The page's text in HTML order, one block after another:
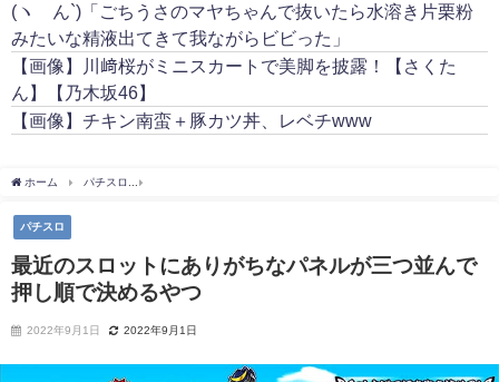
(ヽ´ん`)「ごちうさのマヤちゃんで抜いたら水溶き片栗粉
みたいな精液出てきて我ながらビビった」
【画像】川﨑桜がミニスカートで美脚を披露！【さくた
ん】【乃木坂46】
【画像】チキン南蛮＋豚カツ丼、レベチwww
ホーム パチスロ
パチスロ
最近のスロットにありがちなパネルが三つ並んで
押し順で決めるやつ
2022年9月1日 2022年9月1日